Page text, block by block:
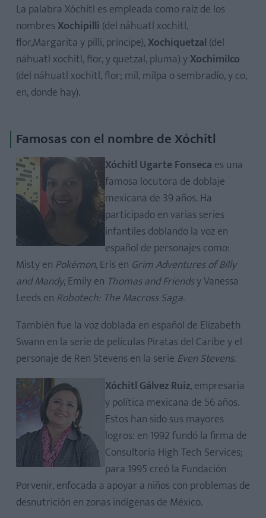
La palabra Xóchitl es empleada como raíz de los
nombresXochipilli (del náhuatl xochitl,
flor,Margarita y pilli, príncipe),Xochiquetzal (del
náhuatl xochitl, flor, y quetzal, pluma) yXochimilco
(del náhuatl xochitl, flor; mil, milpa o sembradío, y co,
en, donde hay).
Famosas con el nombre de Xóchitl
Xóchitl Ugarte Fonseca es una
famosa locutora de doblaje
mexicana de 39 años. Ha
participado en varias series
infantiles doblando la voz en
español de personajes como:
Misty en Pokémon, Eris en Grim Adventures of Billy
and Mandy, Emily en Thomas and Friendsy Vanessa
Leeds en Robotech: The Macross Saga.
También fue la voz doblada en español de Elizabeth
Swann en la serie de películas Piratas del Caribe y el
personaje de Ren Stevens en la serie Even Stevens.
Xóchitl Gálvez Ruiz, empresaria
y política mexicana de 56 años.
Estos han sido sus mayores
logros: en 1992 fundó la firma de
Consultoría High Tech Services;
para 1995 creó la Fundación
Porvenir, enfocada a apoyar a niños con problemas de
desnutrición en zonas indígenas de México.